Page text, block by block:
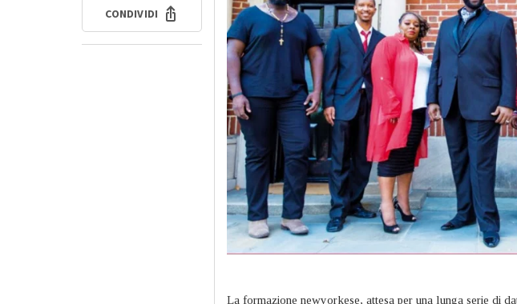
CONDIVIDI
La formazione newyorkese, attesa per una lunga serie di